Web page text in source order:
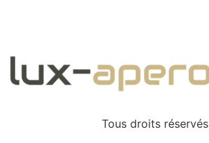
Tous droits réservés